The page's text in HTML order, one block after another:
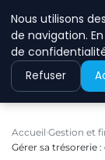
Accueil Gestion et
Gérer sa trésorerie
Nous utilisons
de navigation.
de
Refuser